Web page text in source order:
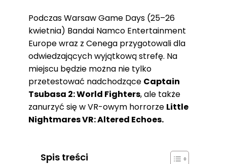
Podczas Warsaw Game Days (25–26
kwietnia) Bandai Namco Entertainment
Europe wraz z Cenega przygotowali dla
odwiedzających wyjątkową strefę. Na
miejscu będzie można nie tylko
przetestować nadchodzące Captain
Tsubasa 2: World Fighters, ale także
zanurzyć się w VR-owym horrorze Little
Nightmares VR: Altered Echoes.
Spis treści